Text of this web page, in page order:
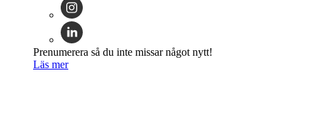
Prenumerera så du inte missar något nytt!
Läs mer